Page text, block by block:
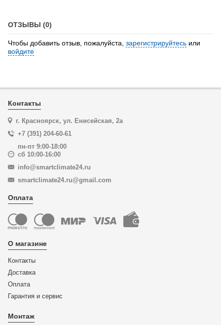
ОТЗЫВЫ (0)
Чтобы добавить отзыв, пожалуйста, зарегистрируйтесь или
войдите
Контакты
г. Красноярск, ул. Енисейская, 2а
+7 (391) 204-60-61
пн-пт 9:00-18:00
сб 10:00-16:00
info@smartclimate24.ru
smartclimate24.ru@gmail.com
Оплата
О магазине
Контакты
Доставка
Оплата
Гарантия и сервис
Монтаж